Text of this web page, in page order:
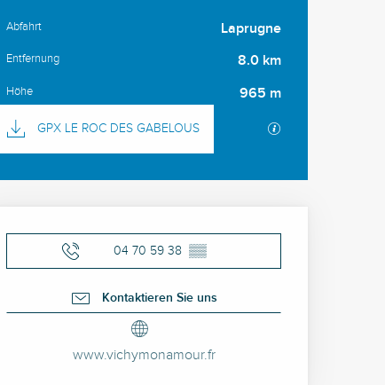
Praktische
Abfahrt Laprugne
Entfernung 8.0 km
Höhe 965 m
Dokumentation
GPX LE ROC DES GABELOUS Mit GPX / KML-
Öffnungszeiten &
04 70 59 38 ▒▒
Kontaktieren Sie uns
www.vichymonamour.fr